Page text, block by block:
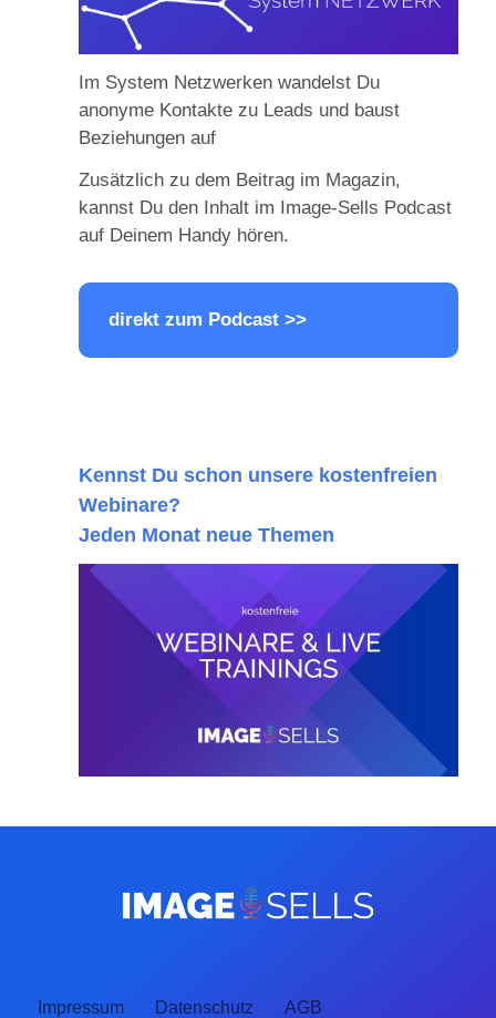
Im System Netzwerken wandelst Du
anonyme Kontakte zu Leads und baust
Beziehungen auf
Zusätzlich zu dem Beitrag im Magazin,
kannst Du den Inhalt im Image-Sells Podcast
auf Deinem Handy hören.
direkt zum Podcast >>
Kennst Du schon unsere kostenfreien
Webinare?
Jeden Monat neue Themen
Impressum Datenschutz AGB